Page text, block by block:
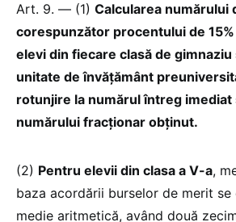
Art. 9. — (1) Calcularea numărului
corespunzător procentului de
elevi din fiecare clasă de
unitate de învățământ
rotunjire la numărul întreg
numărului fracționar obținut.
(2) Pentru elevii din clasa a V-a,
baza acordării burselor de merit se
medie aritmetică, având două